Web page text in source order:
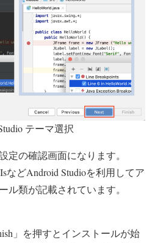
テーマ選択
定の確認画面になります。
などAndroid Studioを利用してア
ル類が記載されています。
」を押すとインストールが始